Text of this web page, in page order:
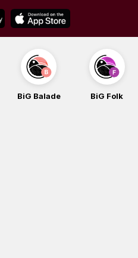
BiG Balade BiG Folk